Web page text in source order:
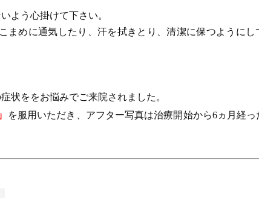
よう心掛けて下さい。
めに通気したり、汗を拭きとり、清潔に保つようにし
状ををお悩みでご来院されました。
を服用いただき、アフター写真は治療開始から6ヵ月経